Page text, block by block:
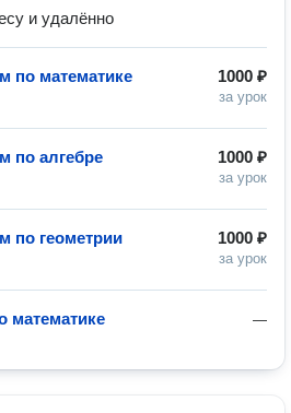
и удалённо
1000 ₽
за урок
по математике
1000 ₽
за урок
по алгебре
1000 ₽
за урок
по геометрии
—
математике